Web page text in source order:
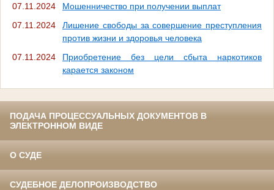
07.11.2024
Мошенничество при получении выплат
07.11.2024
Лишение свободы за совершение преступления
против жизни и здоровья человека
07.11.2024
Приобретение без цели сбыта наркотиков
карается законом
ПОДАЧА ПРОЦЕССУАЛЬНЫХ ДОКУМЕНТОВ В
ЭЛЕКТРОННОМ ВИДЕ
О СУДЕ
СУДЕБНОЕ ДЕЛОПРОИЗВОДСТВО